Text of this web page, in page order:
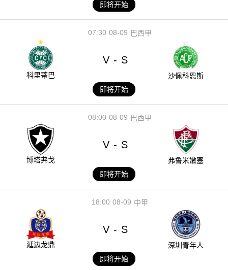
即将开始
08-09
07:30 巴西甲
科里蒂巴
V - S
沙佩科恩斯
即将开始
08-09
08:00 巴西甲
博塔弗戈
V - S
弗鲁米嫩塞
即将开始
08-09
18:00 中甲
延边龙鼎
V - S
深圳青年人
即将开始